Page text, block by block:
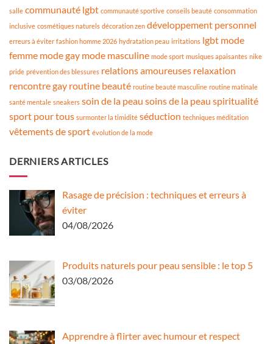
salle communauté lgbt communauté sportive conseils beauté consommation
inclusive cosmétiques naturels décoration zen développement personnel
erreurs à éviter fashion homme 2026 hydratation peau irritations lgbt mode
femme mode gay mode masculine mode sport musiques apaisantes nike
pride prévention des blessures relations amoureuses relaxation
rencontre gay routine beauté routine beauté masculine routine matinale
santé mentale sneakers soin de la peau soins de la peau spiritualité
sport pour tous surmonter la timidité séduction techniques méditation
vêtements de sport évolution de la mode
DERNIERS ARTICLES
Rasage de précision : techniques et erreurs à
éviter
04/08/2026
Produits naturels pour peau sensible : le top 5
03/08/2026
Apprendre à flirter avec humour et respect